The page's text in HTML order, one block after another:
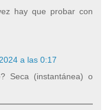
hay que probar con
a las 0:17
Seca (instantánea) o